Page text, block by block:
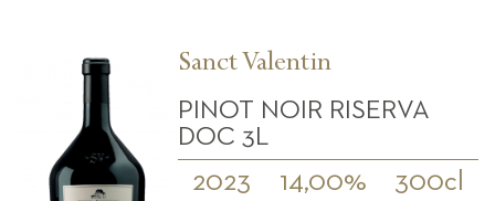
Sanct Valentin
PINOT NOIR RISERVA
DOC 3L
2023 14,00% 300cl